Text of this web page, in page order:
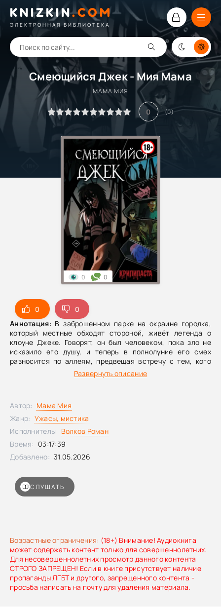
KNIZKIN.COM
ЭЛЕКТРОННАЯ БИБЛИОТЕКА
Смеющийся Джек - Мия Мама
МАМА МИЯ
0 (0)
0
0
Аннотация: В заброшенном парке на окраине городка,
который местные обходят стороной, живёт легенда о
клоуне Джеке. Говорят, он был человеком, пока зло не
исказило его душу, и теперь в полнолуние его смех
разносится по аллеям, предвещая встречу с тем, кого
лучше не встречать. Готовы ли вы узнать, что скрывается
за самой страшной историей этого места?«Это случилось
окраине. Говорили, что там живёт что-то зловещее –
таинственный клоун по имени Джек. Легенда гласила, что
Джек – необычный клоун. Он был когда-то человеком, но
его душа была искажена злом. Говорили, что он
появляется только ночью, когда луна полная, и его смех
эхом разносится по всему парку…»
Развернуть описание
Возрастные ограничения: (18+) Внимание! Аудиокнига
может содержать контент только для совершеннолетних.
Для несовершеннолетних просмотр данного контента
СТРОГО ЗАПРЕЩЕН! Если в книге присутствует наличие
пропаганды ЛГБТ и другого, запрещенного контента -
просьба написать на почту для удаления материала.
0 0
СЛУШАТЬ
Автор: Мама Мия
Жанр: Ужасы, мистика
Исполнитель: Волков Роман
Время: 03:17:39
Добавлено: 31.05.2026